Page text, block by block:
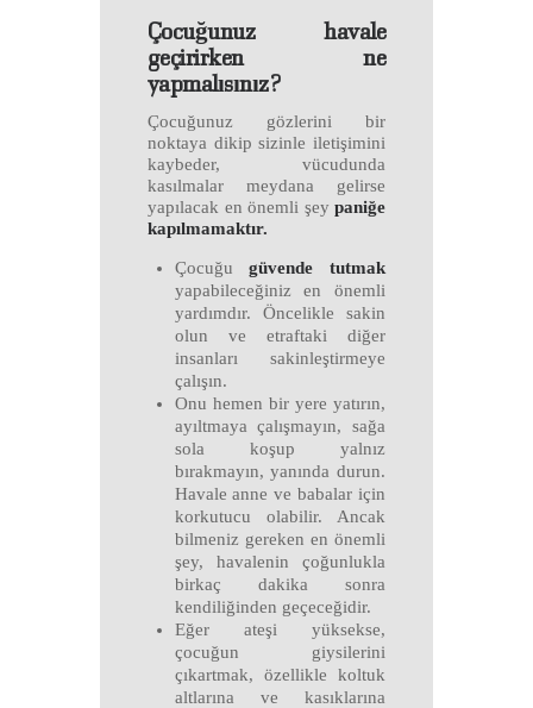
Çocuğunuz havale
geçirirken ne
yapmalısınız?
Çocuğunuz gözlerini bir
noktaya dikip sizinle iletişimini
kaybeder, vücudunda
kasılmalar meydana gelirse
yapılacak en önemli şey paniğe
kapılmamaktır.
Çocuğugüvende tutmak
yapabileceğiniz en önemli
yardımdır. Öncelikle sakin
olun ve etraftaki diğer
insanları sakinleştirmeye
çalışın.
Onu hemen bir yere yatırın,
ayıltmaya çalışmayın, sağa
sola koşup yalnız
bırakmayın, yanında durun.
Havale anne ve babalar için
korkutucu olabilir. Ancak
bilmeniz gereken en önemli
şey, havalenin çoğunlukla
birkaç dakika sonra
kendiliğinden geçeceğidir.
Eğer ateşi yüksekse,
çocuğun giysilerini
çıkartmak, özellikle koltuk
altlarına ve kasıklarına